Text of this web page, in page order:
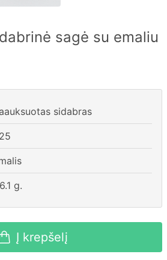
sagė su emaliu
sidabras
6.1 g.
Į krepšelį